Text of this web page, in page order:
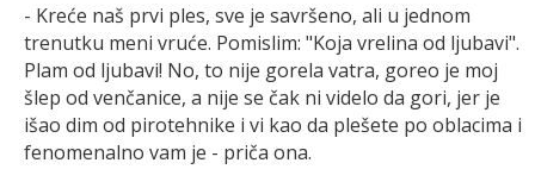
- Kreće naš prvi ples, sve je savršeno, ali u jednom
trenutku meni vruće. Pomislim: "Koja vrelina od ljubavi".
Plam od ljubavi! No, to nije gorela vatra, goreo je moj
šlep od venčanice, a nije se čak ni videlo da gori, jer je
išao dim od pirotehnike i vi kao da plešete po oblacima i
fenomenalno vam je - priča ona.